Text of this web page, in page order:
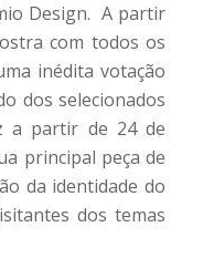
Design. A partir
com todos os
inédita votação
dos selecionados
a partir de 24 de
principal peça de
da identidade do
dos temas